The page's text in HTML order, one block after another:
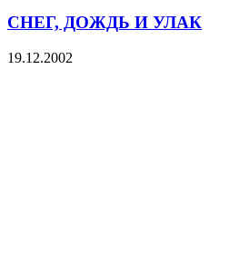
СНЕГ, ДОЖДЬ И УЛАК
19.12.2002